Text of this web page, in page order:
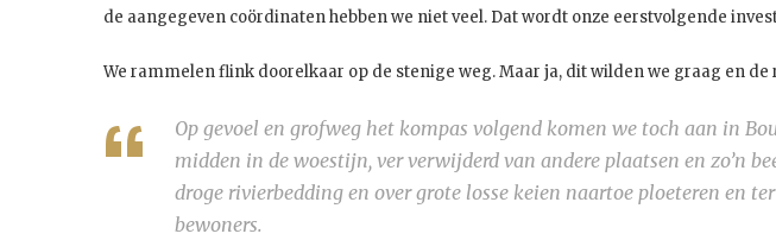
de aangegeven coördinaten hebben we niet veel. Dat wordt onze eerstvolgende
We rammelen flink doorelkaar op de stenige weg. Maar ja, dit wilden we graag en
Op gevoel en grofweg het kompas volgend komen we toch aan in
midden in de woestijn, ver verwijderd van andere plaatsen en zo’n
droge rivierbedding en over grote losse keien naartoe ploeteren en
bewoners.